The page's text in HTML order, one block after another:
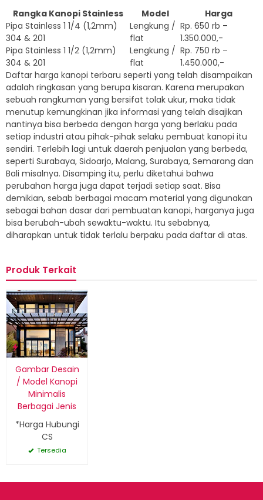
Rangka Kanopi Stainless
Model
Harga
Pipa Stainless 1 1/4 (1,2mm)
304 & 201
Lengkung /
flat
Rp. 650 rb –
1.350.000,-
Pipa Stainless 1 1/2 (1,2mm)
304 & 201
Lengkung /
flat
Rp. 750 rb –
1.450.000,-
Daftar harga kanopi terbaru seperti yang telah disampaikan
adalah ringkasan yang berupa kisaran. Karena merupakan
sebuah rangkuman yang bersifat tolak ukur, maka tidak
menutup kemungkinan jika informasi yang telah disajikan
nantinya bisa berbeda dengan harga yang berlaku pada
setiap industri atau pihak-pihak selaku pembuat kanopi itu
sendiri. Terlebih lagi untuk daerah penjualan yang berbeda,
seperti Surabaya, Sidoarjo, Malang, Surabaya, Semarang dan
Bali misalnya. Disamping itu, perlu diketahui bahwa
perubahan harga juga dapat terjadi setiap saat. Bisa
demikian, sebab berbagai macam material yang digunakan
sebagai bahan dasar dari pembuatan kanopi, harganya juga
bisa berubah-ubah sewaktu-waktu. Itu sebabnya,
diharapkan untuk tidak terlalu berpaku pada daftar di atas.
Produk Terkait
Gambar Desain
/ Model Kanopi
Minimalis
Berbagai Jenis
*Harga Hubungi
CS
Tersedia